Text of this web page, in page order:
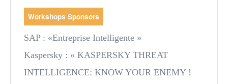
Workshops Sponsors
SAP : «Entreprise Intelligente »
Kaspersky : « KASPERSKY THREAT
INTELLIGENCE: KNOW YOUR ENEMY !